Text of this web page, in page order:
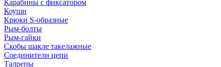
Карабины с фиксатором
Коуши
Крюки S-образные
Рым-болты
Рым-гайки
Скобы шакле такелажные
Соединители цепи
Талрепы